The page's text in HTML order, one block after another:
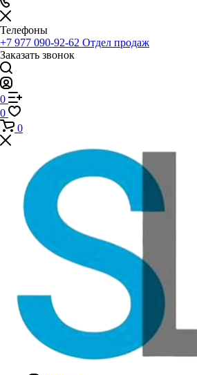
Телефоны
+7 977 090-92-62 Отдел продаж
Заказать звонок
0
0
0